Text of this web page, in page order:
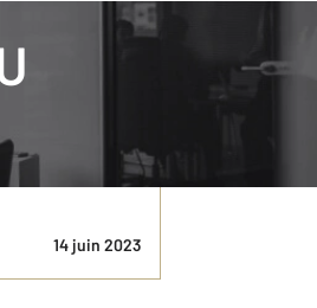
hommage à
frontières
14 juin 2023